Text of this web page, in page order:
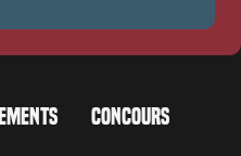
CONCOURS